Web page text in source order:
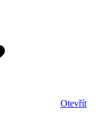
Otevřít